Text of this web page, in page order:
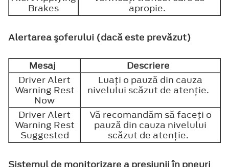
Brakes
apropie.
Alertarea şoferului (dacă este prevăzut)
Mesaj
Descriere
Driver Alert
Warning Rest
Now
Luaţi o pauză din cauza
nivelului scăzut de atenţie.
Driver Alert
Warning Rest
Suggested
Vă recomandăm să faceţi o
pauză din cauza nivelului
scăzut de atenţie.